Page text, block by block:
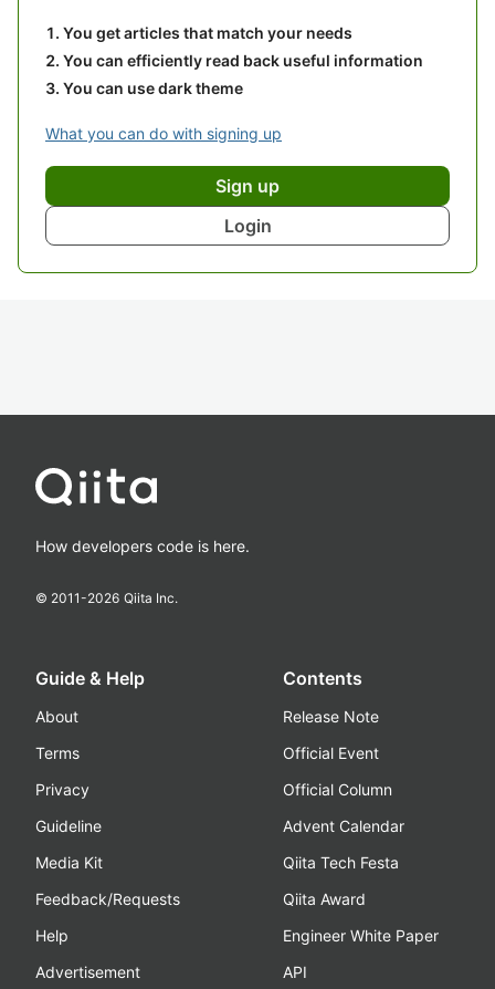
You get articles that match your needs
You can efficiently read back useful information
You can use dark theme
What you can do with signing up
Sign up
Login
How developers code is here.
© 2011-2026 Qiita Inc.
Guide & Help
About
Terms
Privacy
Guideline
Media Kit
Feedback/Requests
Help
Advertisement
Contents
Release Note
Official Event
Official Column
Advent Calendar
Qiita Tech Festa
Qiita Award
Engineer White Paper
API